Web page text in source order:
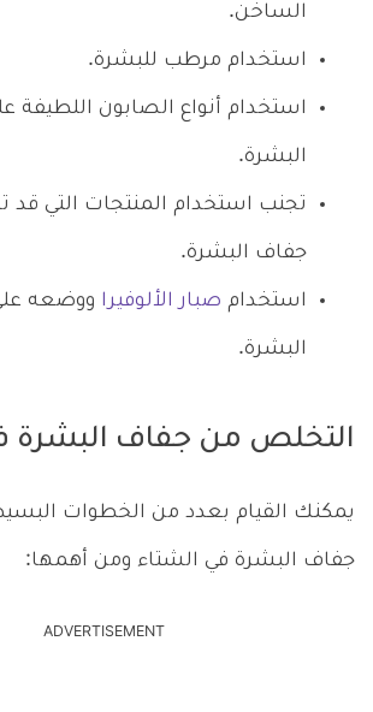
الساخن.
استخدام مرطب للبشرة.
استخدام أنواع الصابون اللطيفة
البشرة.
تجنب استخدام المنتجات التي
جفاف البشرة.
استخدام صبار الألوفيرا ووضعه
البشرة.
التخلص من جفاف البشرة
يمكنك القيام بعدد من الخطوات
جفاف البشرة في الشتاء ومن أهمها:
ADVERTISEMENT